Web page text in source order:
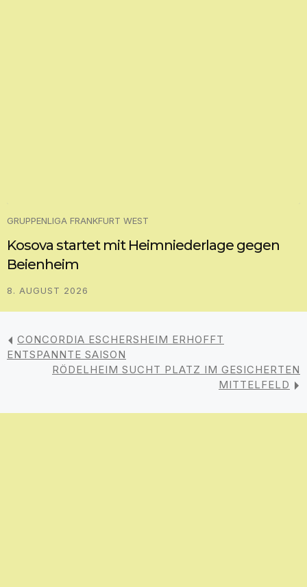
GRUPPENLIGA FRANKFURT WEST
Kosova startet mit Heimniederlage gegen
Beienheim
8. AUGUST 2026
CONCORDIA ESCHERSHEIM ERHOFFT
ENTSPANNTE SAISON
RÖDELHEIM SUCHT PLATZ IM GESICHERTEN
MITTELFELD